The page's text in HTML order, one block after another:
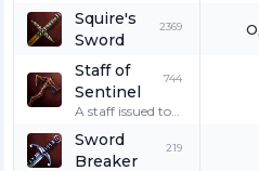
Squire's
Sword
2369
Staff of
Sentinel
744
A staff issued to
that have been
acknowledged as
Sword
Breaker
219